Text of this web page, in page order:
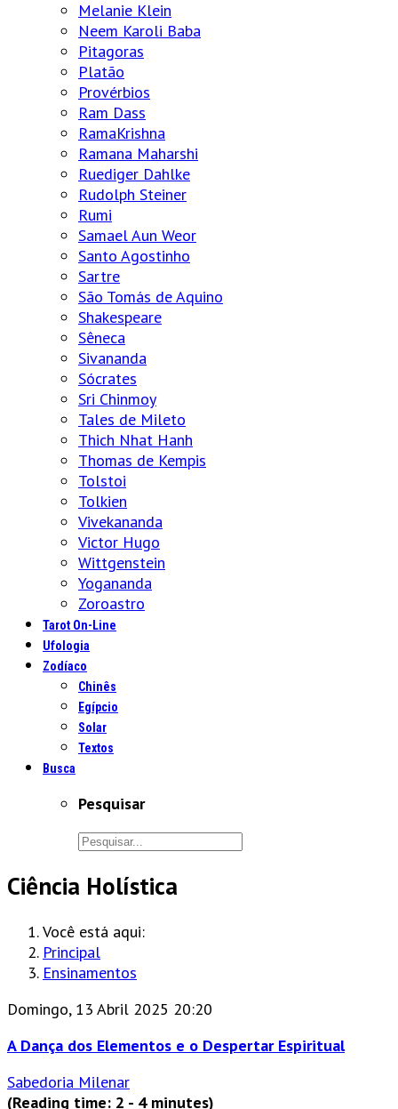
Melanie Klein
Neem Karoli Baba
Pitagoras
Platão
Provérbios
Ram Dass
RamaKrishna
Ramana Maharshi
Ruediger Dahlke
Rudolph Steiner
Rumi
Samael Aun Weor
Santo Agostinho
Sartre
São Tomás de Aquino
Shakespeare
Sêneca
Sivananda
Sócrates
Sri Chinmoy
Tales de Mileto
Thich Nhat Hanh
Thomas de Kempis
Tolstoi
Tolkien
Vivekananda
Victor Hugo
Wittgenstein
Yogananda
Zoroastro
Tarot On-Line
Ufologia
Zodíaco
Chinês
Egípcio
Solar
Textos
Busca
Pesquisar
Ciência Holística
Você está aqui:
Principal
Ensinamentos
Domingo, 13 Abril 2025 20:20
A Dança dos Elementos e o Despertar Espiritual
Sabedoria Milenar
(Reading time: 2 - 4 minutes)